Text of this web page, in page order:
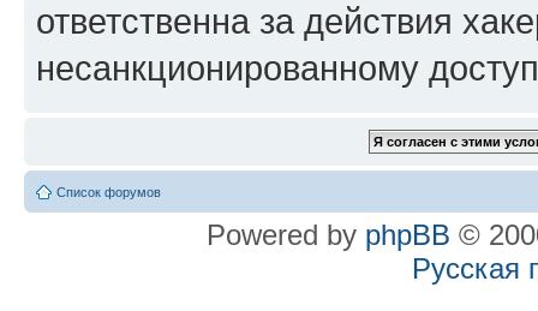
ответственна за действия
несанкционированному
Список форумов
Powered by phpBB ©
Русская